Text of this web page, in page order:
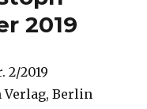
2019
2/2019
Verlag, Berlin